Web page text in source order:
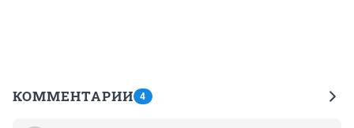
КОММЕНТАРИИ 4